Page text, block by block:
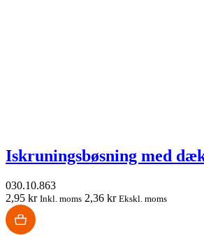
Iskruningsbøsning med
030.10.863
2,95 kr Inkl. moms 2,36 kr Ekskl. moms